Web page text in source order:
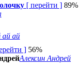
[ перейти ] 89%
ай ай
] 56%
Алексин Андрей